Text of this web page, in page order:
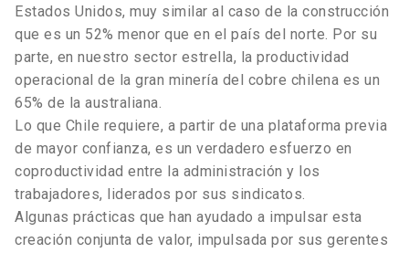
Estados Unidos, muy similar al caso de la construcción
que es un 52% menor que en el país del norte. Por su
parte, en nuestro sector estrella, la productividad
operacional de la gran minería del cobre chilena es un
65% de la australiana.
Lo que Chile requiere, a partir de una plataforma previa
de mayor confianza, es un verdadero esfuerzo en
coproductividad entre la administración y los
trabajadores, liderados por sus sindicatos.
Algunas prácticas que han ayudado a impulsar esta
creación conjunta de valor, impulsada por sus gerentes